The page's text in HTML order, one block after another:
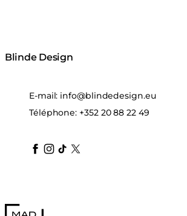
Blinde Design
E-mail: info@blindedesign.eu
Téléphone: +352 20 88 22 49
blindedesign
blindedesign
blindedesign
blinde-design
blindedesign
MAD Design